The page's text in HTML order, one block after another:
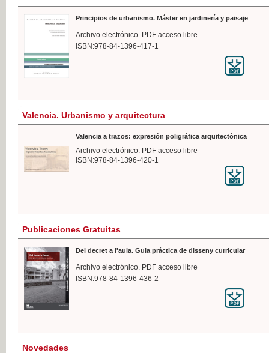
Principios de urbanismo. Máster en jardinería y paisaje
Archivo electrónico. PDF acceso libre
ISBN:978-84-1396-417-1
Valencia. Urbanismo y arquitectura
Valencia a trazos: expresión poligráfica arquitectónica
Archivo electrónico. PDF acceso libre
ISBN:978-84-1396-420-1
Publicaciones Gratuitas
Del decret a l'aula. Guia práctica de disseny curricular
Archivo electrónico. PDF acceso libre
ISBN:978-84-1396-436-2
Novedades